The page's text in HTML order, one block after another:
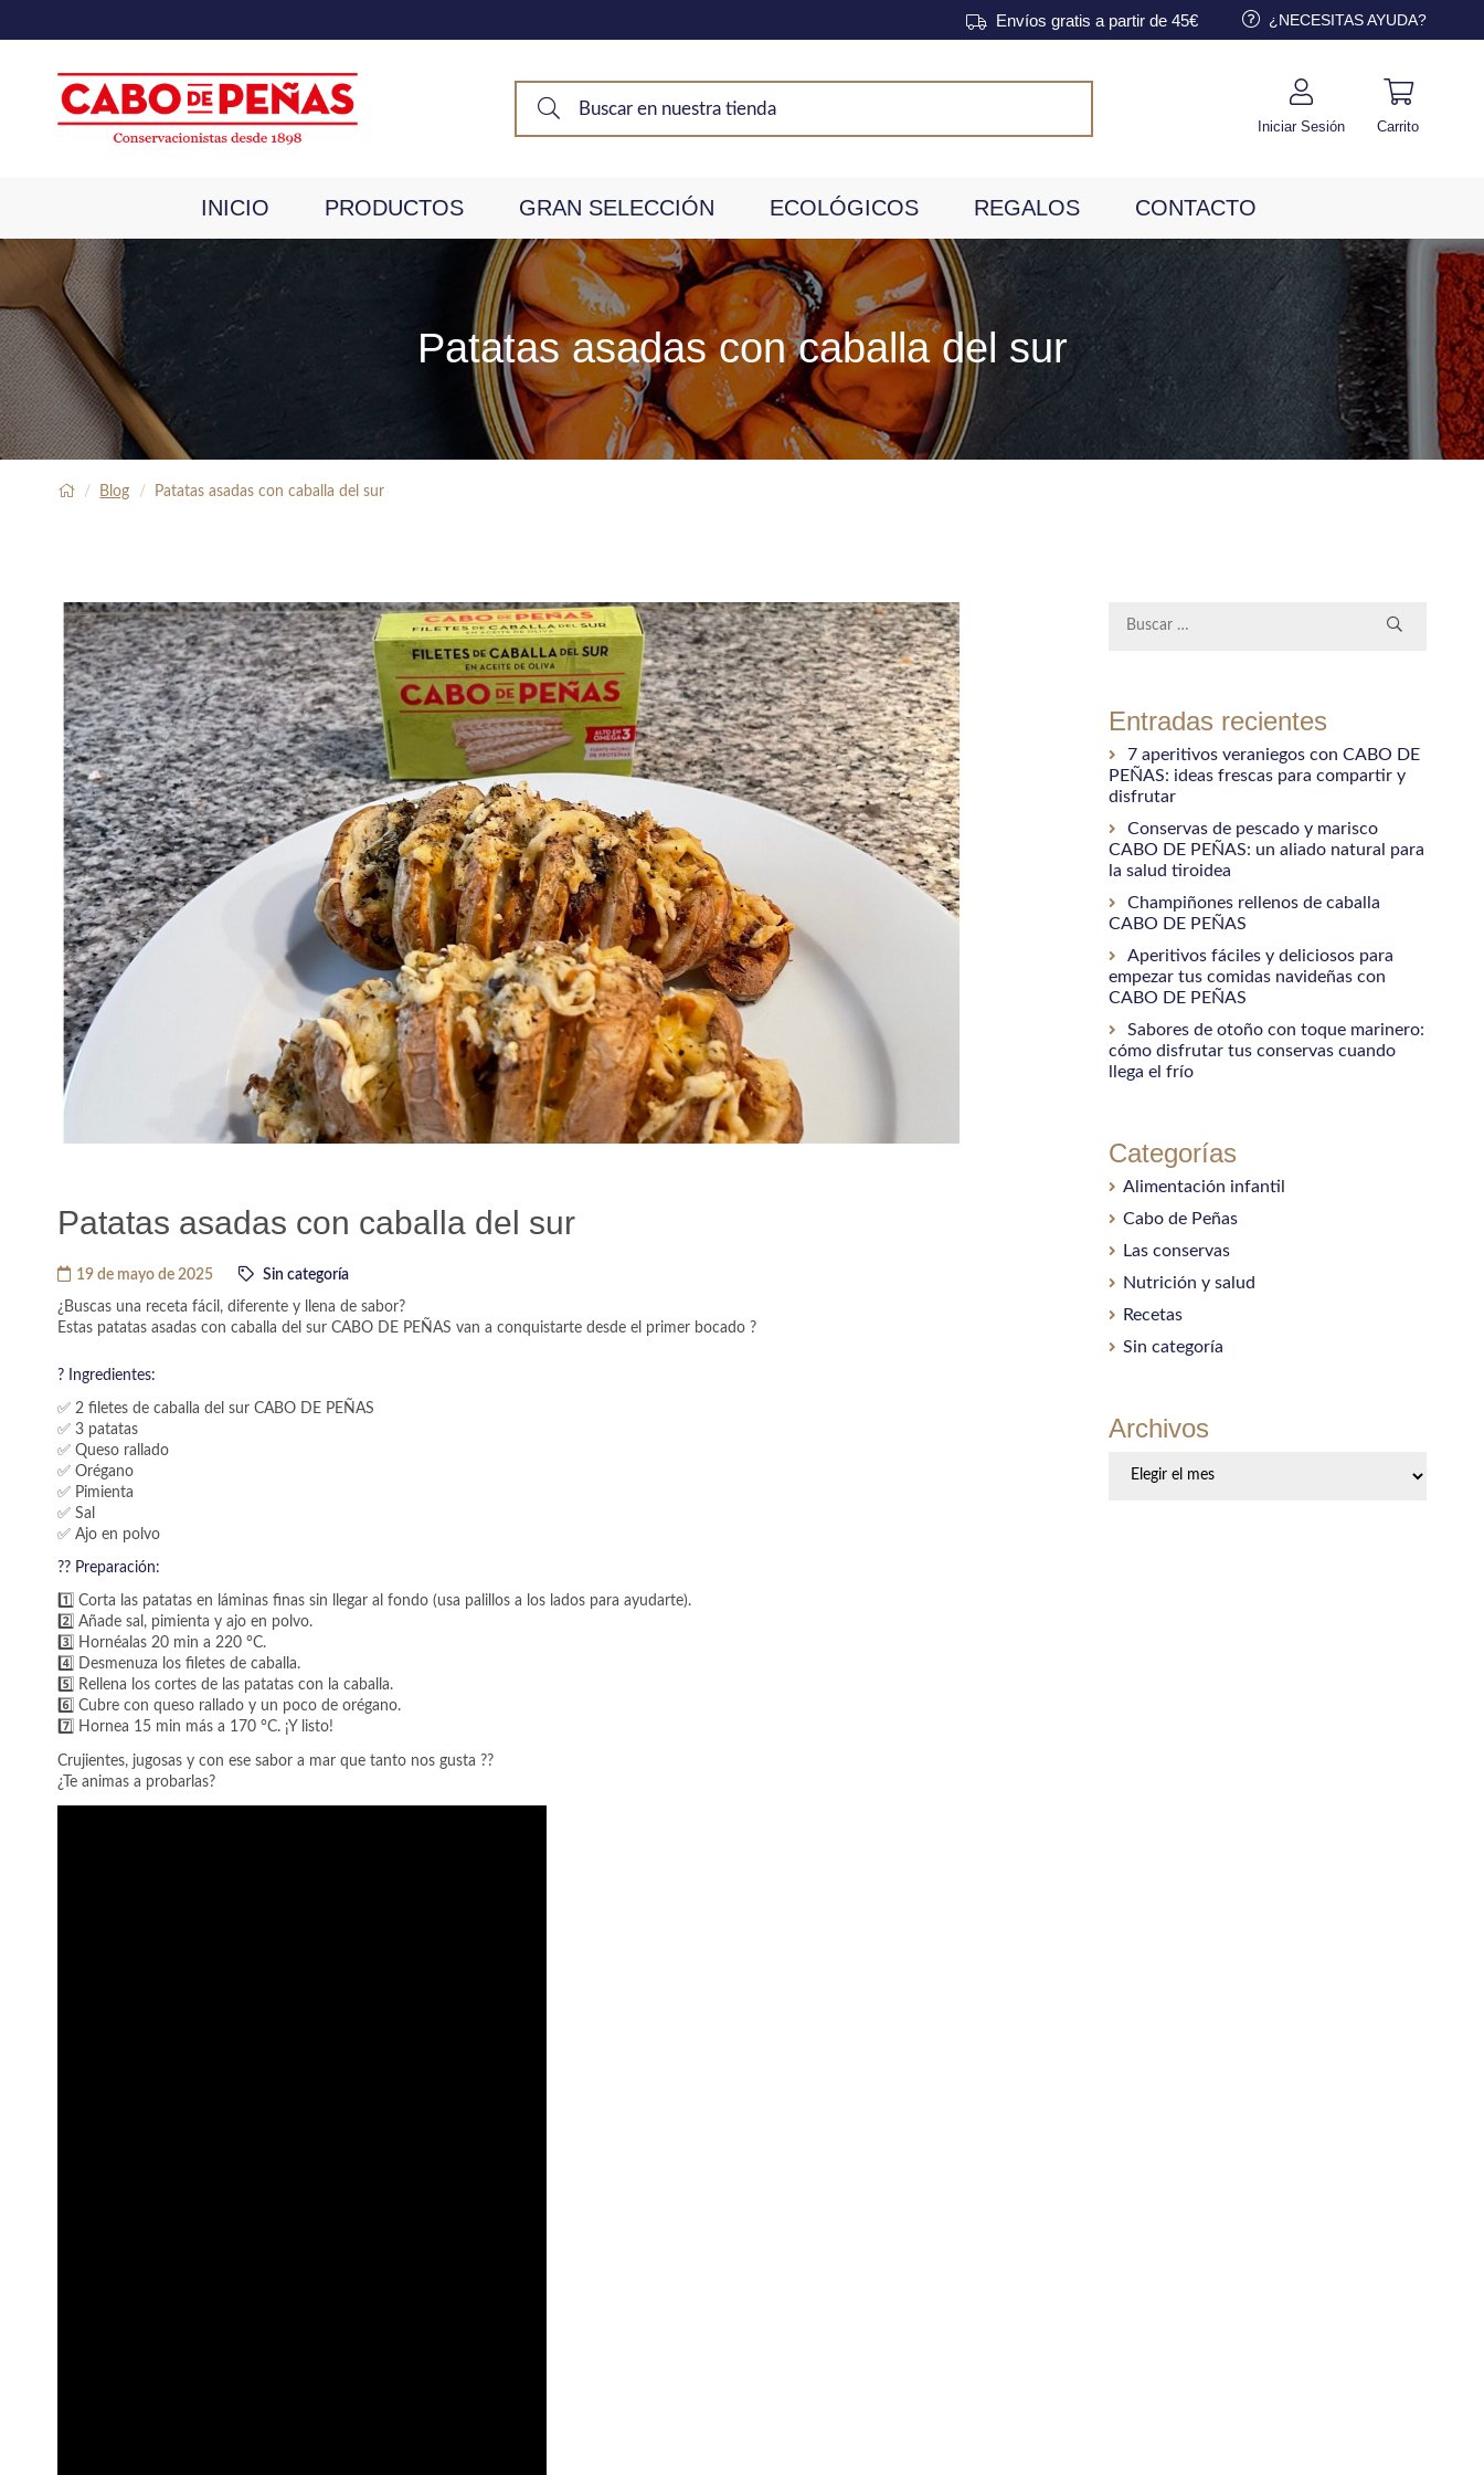
Envíos gratis a partir de 45€ ¿NECESITAS AYUDA?
Iniciar Sesión Carrito
INICIO PRODUCTOS GRAN SELECCIÓN ECOLÓGICOS REGALOS CONTACTO
Patatas asadas con caballa del sur
Blog Patatas asadas con caballa del sur
Patatas asadas con caballa del sur
19 de mayo de 2025 Sin categoría
¿Buscas una receta fácil, diferente y llena de sabor?
Estas patatas asadas con caballa del sur CABO DE PEÑAS van a conquistarte desde el primer bocado ?
? Ingredientes:
✅ 2 filetes de caballa del sur CABO DE PEÑAS
✅ 3 patatas
✅ Queso rallado
✅ Orégano
✅ Pimienta
✅ Sal
✅ Ajo en polvo
?‍? Preparación:
1️⃣ Corta las patatas en láminas finas sin llegar al fondo (usa palillos a los lados para ayudarte).
2️⃣ Añade sal, pimienta y ajo en polvo.
3️⃣ Hornéalas 20 min a 220 °C.
4️⃣ Desmenuza los filetes de caballa.
5️⃣ Rellena los cortes de las patatas con la caballa.
6️⃣ Cubre con queso rallado y un poco de orégano.
7️⃣ Hornea 15 min más a 170 °C. ¡Y listo!
Crujientes, jugosas y con ese sabor a mar que tanto nos gusta ??
¿Te animas a probarlas?
Entradas recientes
7 aperitivos veraniegos con CABO DE
PEÑAS: ideas frescas para compartir y
disfrutar
Conservas de pescado y marisco
CABO DE PEÑAS: un aliado natural para
la salud tiroidea
Champiñones rellenos de caballa
CABO DE PEÑAS
Aperitivos fáciles y deliciosos para
empezar tus comidas navideñas con
CABO DE PEÑAS
Sabores de otoño con toque marinero:
cómo disfrutar tus conservas cuando
llega el frío
Categorías
Alimentación infantil
Cabo de Peñas
Las conservas
Nutrición y salud
Recetas
Sin categoría
Archivos